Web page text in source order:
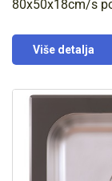
80x50x18cm/s
Više detalja